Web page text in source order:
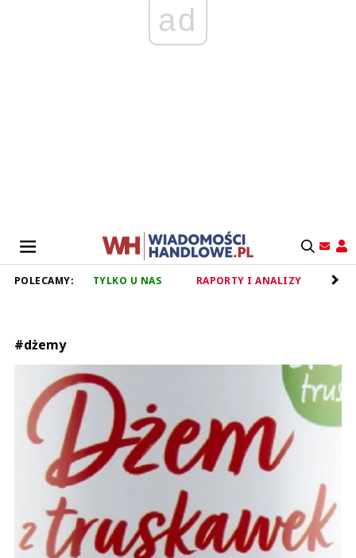
ad
POLECAMY: TYLKO U NAS RAPORTY I ANALIZY
#dżemy